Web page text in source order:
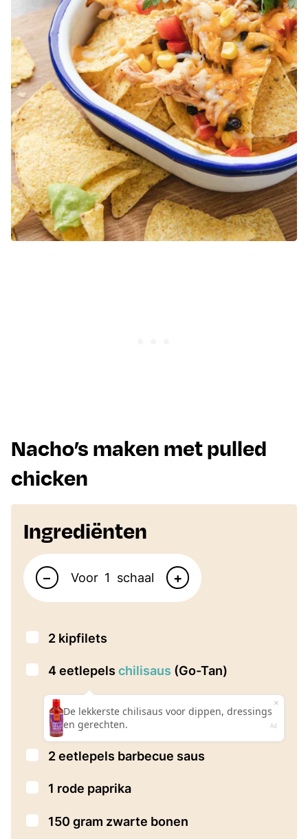
Nacho’s maken met pulled
chicken
Ingrediënten
Aantal personen
– Voor schaal +
▢
2 kipfilets
▢
4eetlepels chilisaus (Go-Tan)
▢
2eetlepels barbecue saus
▢
1 rode paprika
▢
150 gram zwarte bonen